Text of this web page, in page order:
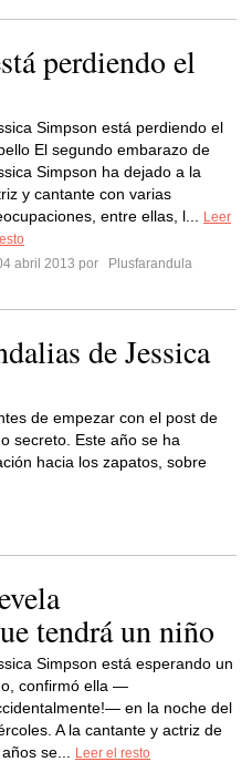
perdiendo el
Simpson está perdiendo el
El segundo embarazo de
Simpson ha dejado a la
y cantante con varias
entre ellas, l...
Leer
abril 2013 por
Plusfarandula
de Jessica
de empezar con el post de
secreto. Este año se ha
hacia los zapatos, sobre
tendrá un niño
Simpson está esperando un
confirmó ella —
en la noche del
A la cantante y actriz de
se...
Leer el resto